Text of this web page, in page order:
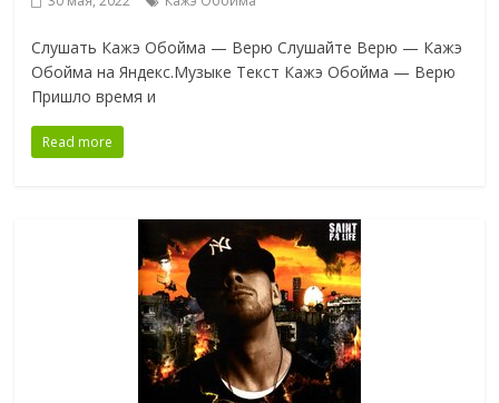
Слушать Кажэ Обойма — Верю Слушайте Верю — Кажэ
Обойма на Яндекс.Музыке Текст Кажэ Обойма — Верю
Пришло время и
Read more